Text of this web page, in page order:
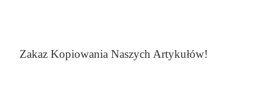
Zakaz Kopiowania Naszych Artykułów!